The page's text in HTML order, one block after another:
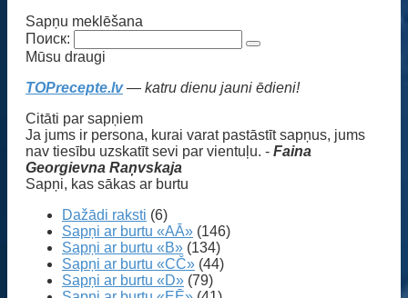
Sapņu meklēšana
Поиск:
Mūsu draugi
TOPrecepte.lv— katru dienu jauni ēdieni!
Citāti par sapņiem
Ja jums ir persona, kurai varat pastāstīt sapņus, jums
nav tiesību uzskatīt sevi par vientuļu. - Faina
Georgievna Raņvskaja
Sapņi, kas sākas ar burtu
Dažādi raksti (6)
Sapņi ar burtu «AĀ» (146)
Sapņi ar burtu «B» (134)
Sapņi ar burtu «CČ» (44)
Sapņi ar burtu «D» (79)